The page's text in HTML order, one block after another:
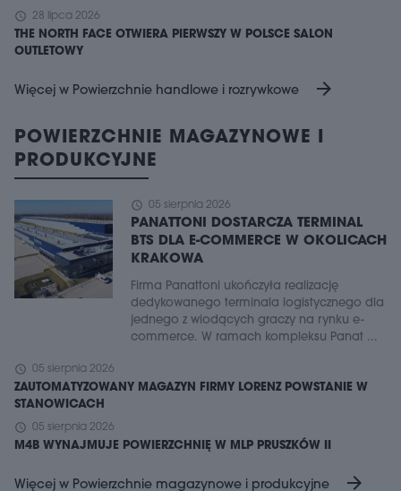
schedule 28 lipca 2026
THE NORTH FACE OTWIERA PIERWSZY W POLSCE SALON
OUTLETOWY
Więcej w Powierzchnie handlowe i rozrywkowe arrow_forward
POWIERZCHNIE MAGAZYNOWE I
PRODUKCYJNE
schedule 05 sierpnia 2026
PANATTONI DOSTARCZA TERMINAL
BTS DLA E-COMMERCE W OKOLICACH
KRAKOWA
Firma Panattoni ukończyła realizację
dedykowanego terminala logistycznego dla
jednego z wiodących graczy na rynku e-
commerce. W ramach kompleksu Panat ...
schedule 05 sierpnia 2026
ZAUTOMATYZOWANY MAGAZYN FIRMY LORENZ POWSTANIE W
STANOWICACH
schedule 05 sierpnia 2026
M4B WYNAJMUJE POWIERZCHNIĘ W MLP PRUSZKÓW II
Więcej w Powierzchnie magazynowe i produkcyjne arrow_forward